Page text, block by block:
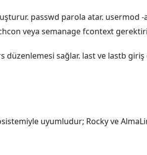
passwd parola atar.
veya semanage fcontext
düzenlemesi sağlar. last ve lastb
uyumludur; Rocky ve